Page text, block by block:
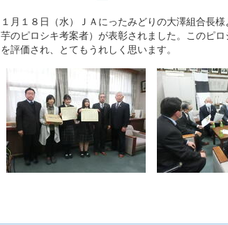
１月１８日（水）ＪＡにったみどりの大澤組合長
芋のピロシキ考案者）が表彰されました。このピ
を評価され、とてもうれしく思います。